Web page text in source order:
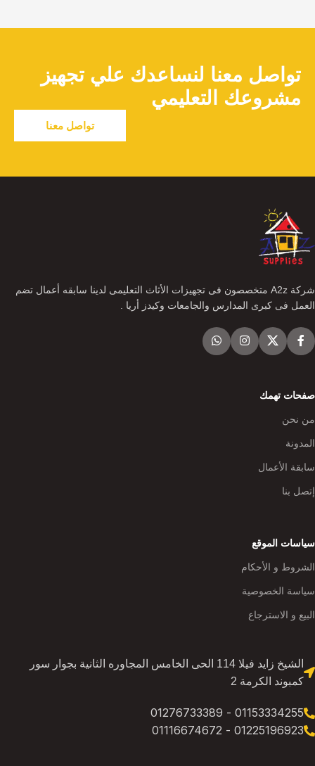
تواصل معنا لنساعدك علي تجهيز
مشروعك التعليمي
تواصل معنا
شركة A2z متخصصون فى تجهيزات الأثاث التعليمى لدينا سابقه أعمال تضم
العمل فى كبرى المدارس والجامعات وكيدز أريا .
صفحات تهمك
من نحن
المدونة
سابقة الأعمال
إتصل بنا
سياسات الموقع
الشروط و الأحكام
سياسة الخصوصية
البيع و الاسترجاع
الشيخ زايد فيلا 114 الحى الخامس المجاوره الثانية بجوار سور
كمبوند الكرمة 2
01153334255 - 01276733389
01225196923 - 01116674672